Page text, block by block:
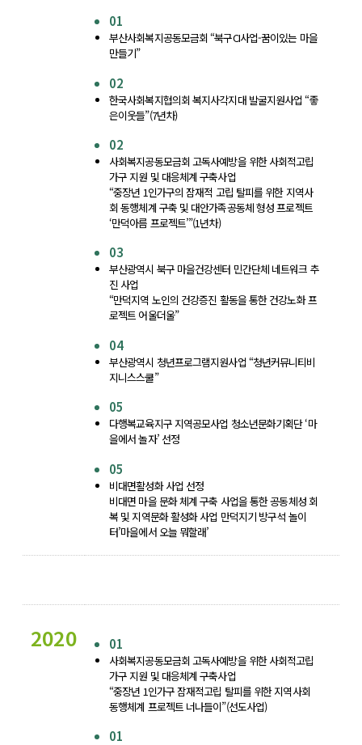
01
부산사회복지공동모금회 “북구CI사업-꿈이있는 마을
만들기”
02
한국사회복지협의회 복지사각지대 발굴지원사업 “좋
은이웃들”(7년차)
02
사회복지공동모금회 고독사예방을 위한 사회적고립
가구 지원 및 대응체계 구축사업
“중장년 1인가구의 잠재적 고립 탈피를 위한 지역사
회 동행체계 구축 및 대안가족공동체 형성 프로젝트
‘만덕아름 프로젝트’”(1년차)
03
부산광역시 북구 마을건강센터 민간단체 네트워크 추
진 사업
“만덕지역 노인의 건강증진 활동을 통한 건강노화 프
로젝트 어울더울”
04
부산광역시 청년프로그램지원사업 “청년커뮤니티비
지니스스쿨”
05
다행복교육지구 지역공모사업 청소년문화기획단 ‘마
을에서 놀자’ 선정
05
비대면활성화 사업 선정
비대면 마을 문화 체계 구축 사업을 통한 공동체성 회
복 및 지역문화 활성화 사업 만덕지기 방구석 놀이
터’마을에서 오늘 뭐할래’
2020 01
사회복지공동모금회 고독사예방을 위한 사회적고립
가구 지원 및 대응체계 구축사업
“중장년 1인가구 잠재적고립 탈피를 위한 지역사회
동행체계 프로젝트 너나들이”(선도사업)
01